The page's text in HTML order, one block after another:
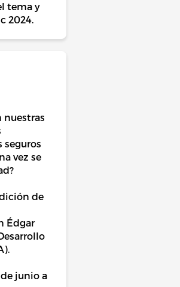
tema y
2024.
nuestras
seguros
vez se
de
Édgar
junio a